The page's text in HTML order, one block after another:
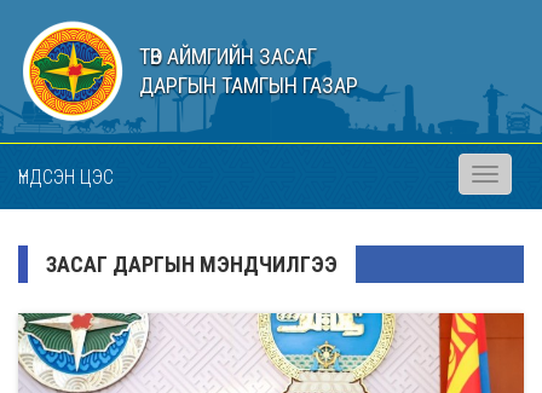
ТӨВ АЙМГИЙН ЗАСАГ
ДАРГЫН ТАМГЫН ГАЗАР
ҮНДСЭН ЦЭС
Toggle
ЗАСАГ ДАРГЫН МЭНДЧИЛГЭЭ